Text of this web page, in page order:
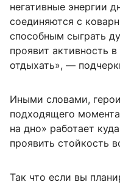
негативные энергии
соединяются с
способным сыграть
проявит активность
отдыхать», —
Иными словами,
подходящего
на дно» работает
проявить стойкость
Так что если вы